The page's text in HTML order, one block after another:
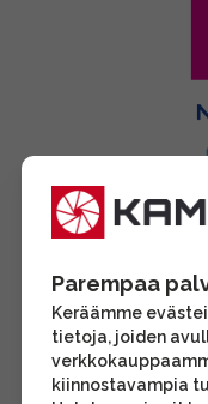
Parempaa
Keräämme
tietoja, joiden
kiinnostavampia